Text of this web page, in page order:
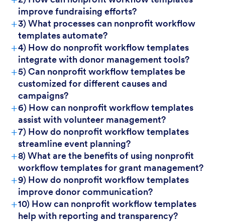
improve fundraising efforts?
+3) What processes can nonprofit workflow
templates automate?
+4) How do nonprofit workflow templates
integrate with donor management tools?
+5) Can nonprofit workflow templates be
customized for different causes and
campaigns?
+6) How can nonprofit workflow templates
assist with volunteer management?
+7) How do nonprofit workflow templates
streamline event planning?
+8) What are the benefits of using nonprofit
workflow templates for grant management?
+9) How do nonprofit workflow templates
improve donor communication?
+10) How can nonprofit workflow templates
help with reporting and transparency?